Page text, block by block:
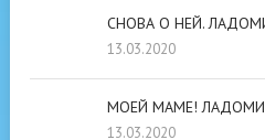
СНОВА О НЕЙ.
13.03.2020
МОЕЙ МАМЕ!
13.03.2020